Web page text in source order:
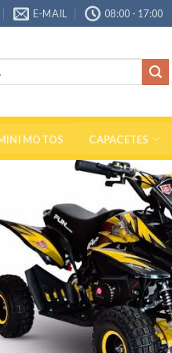
E-MAIL 08:00 - 17:00
MOTOS CAPACETES